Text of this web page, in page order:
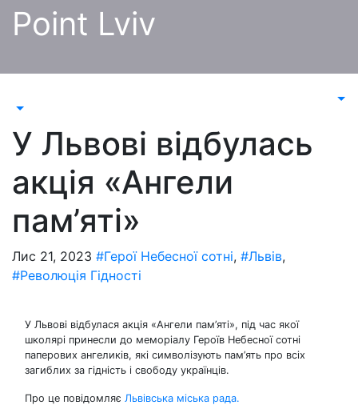
Перейти
Point Lviv
У Львові відбулась
акція «Ангели
пам’яті»
Лис 21, 2023 #Герої Небесної сотні, #Львів,
#Революція Гідності
У Львові відбулася акція «Ангели пам’яті», під час якої
школярі принесли до меморіалу Героїв Небесної сотні
паперових ангеликів, які символізують пам’ять про всіх
загиблих за гідність і свободу українців.
Про це повідомляє Львівська міська рада.